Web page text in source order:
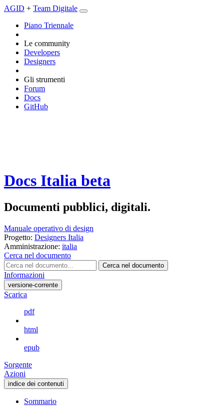
AGID + Team Digitale
Piano Triennale
Le community
Developers
Designers
Gli strumenti
Forum
Docs
GitHub
Docs Italia beta
Documenti pubblici, digitali.
Manuale operativo di design
Progetto: Designers Italia
Amministrazione: italia
Cerca nel documento
Cerca nel documento
Informazioni
versione-corrente
Scarica
pdf
html
epub
Sorgente
Azioni
indice dei contenuti
Sommario